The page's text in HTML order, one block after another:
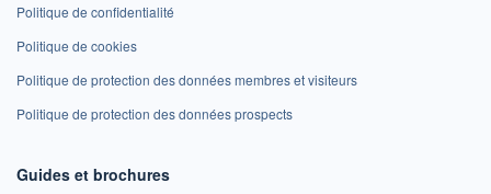
Politique de confidentialité
Politique de cookies
Politique de protection des données membres et visiteurs
Politique de protection des données prospects
Guides et brochures